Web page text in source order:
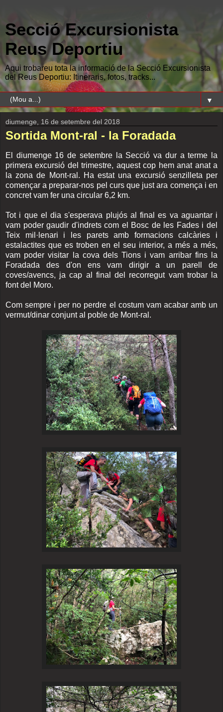
Secció Excursionista
Reus Deportiu
Aqui trobareu tota la informació de la Secció Excursionista
del Reus Deportiu: Itineraris, fotos, tracks...
▼
diumenge, 16 de setembre del 2018
Sortida Mont-ral - la Foradada
El diumenge 16 de setembre la Secció va dur a terme la
primera excursió del trimestre, aquest cop hem anat anat a
la zona de Mont-ral. Ha estat una excursió senzilleta per
començar a preparar-nos pel curs que just ara comença i en
concret vam fer una circular 6,2 km.
Tot i que el dia s'esperava plujós al final es va aguantar i
vam poder gaudir d'indrets com el Bosc de les Fades i del
Teix mil·lenari i les parets amb formacions calcàries i
estalactites que es troben en el seu interior, a més a més,
vam poder visitar la cova dels Tions i vam arribar fins la
Foradada des d'on ens vam dirigir a un parell de
coves/avencs, ja cap al final del recorregut vam trobar la
font del Moro.
Com sempre i per no perdre el costum vam acabar amb un
vermut/dinar conjunt al poble de Mont-ral.